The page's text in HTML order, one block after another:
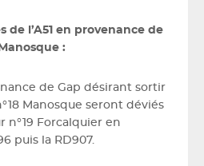
de l’A51 en provenance de
:
de Gap désirant sortir
Manosque seront déviés
n°19 Forcalquier en
puis la RD907.